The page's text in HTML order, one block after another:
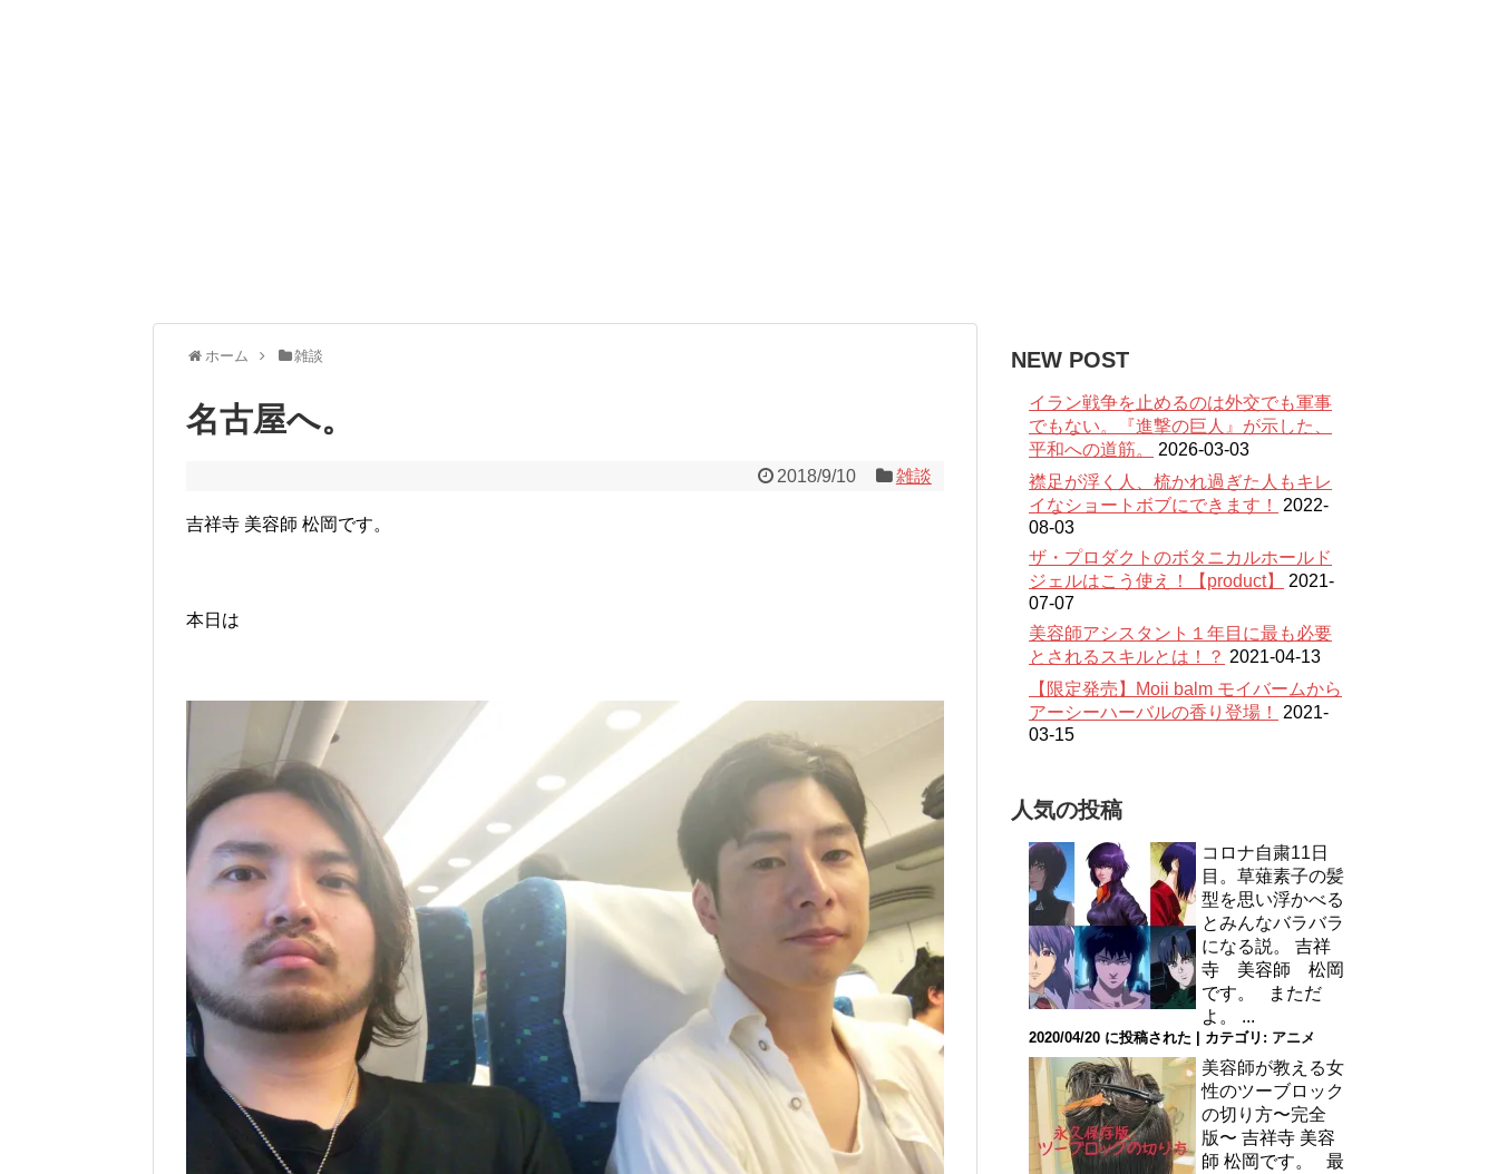
ホーム 雑談
名古屋へ。
2018/9/10 雑談
吉祥寺 美容師 松岡です。
本日は
NEW POST
イラン戦争を止めるのは外交でも軍事
でもない。『進撃の巨人』が示した、
平和への道筋。
2026-03-03
襟足が浮く人、梳かれ過ぎた人もキレ
イなショートボブにできます！
2022-
08-03
ザ・プロダクトのボタニカルホールド
ジェルはこう使え！【product】
2021-
07-07
美容師アシスタント１年目に最も必要
とされるスキルとは！？ 2021-04-13
【限定発売】Moii balm モイバームから
アーシーハーバルの香り登場！
2021-
03-15
人気の投稿
コロナ自粛11日
目。草薙素子の髪
型を思い浮かべる
とみんなバラバラ
になる説。
吉祥
寺 美容師 松岡
です。 まただ
よ。 ...
2020/04/20 に投稿された カテゴリ: アニメ
美容師が教える女
性のツーブロック
の切り方〜完全
版〜 吉祥寺 美容
師 松岡です。 最